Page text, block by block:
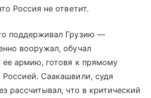
Россия не ответит.
поддерживал Грузию —
вооружал, обучал
ее армию, готовя к прямому
Саакашвили, судя
рассчитывал, что в критический